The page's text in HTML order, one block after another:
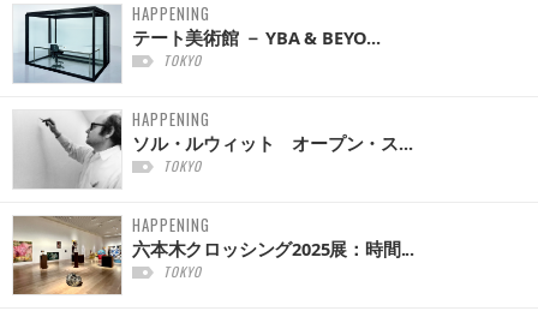
HAPPENING
テート美術館 － YBA & BEYO...
TOKYO
HAPPENING
ソル・ルウィット オープン・ス...
TOKYO
HAPPENING
六本木クロッシング2025展：時間...
TOKYO